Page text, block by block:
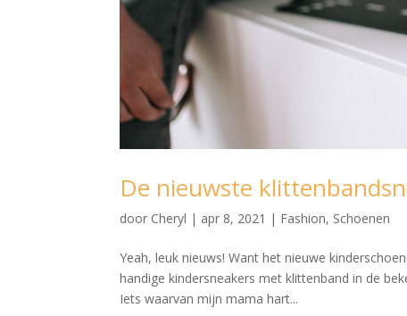
De nieuwste
door Cheryl | apr 8, 2021 | Fashion, Schoenen
Yeah, leuk nieuws! Want het nieuwe
handige kindersneakers met klittenband in de
Iets waarvan mijn mama hart...